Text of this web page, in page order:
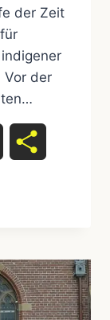
der Zeit
Vor der
Pinterest